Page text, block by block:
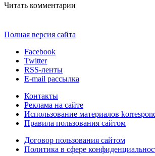
Читать комментарии
Полная версия сайта
Facebook
Twitter
RSS-ленты
E-mail рассылка
Контакты
Реклама на сайте
Использование материалов
Правила пользования сайтом
Договор пользования сайтом
Политика в сфере